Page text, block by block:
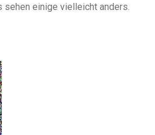
sehen einige vielleicht anders.